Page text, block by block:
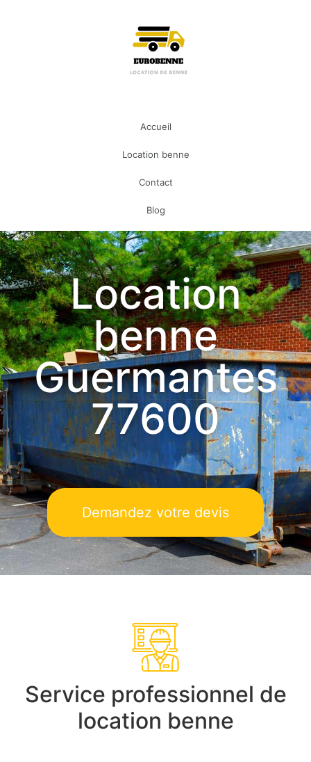
Accueil
Location benne
Contact
Blog
Location
benne
Guermantes
77600
Demandez votre devis
Service professionnel de
location benne